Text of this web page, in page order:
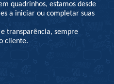
quadrinhos, estamos desde
a iniciar ou completar suas
transparência, sempre
cliente.